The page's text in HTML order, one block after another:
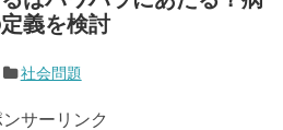
義を検討
社会問題
ンサーリンク